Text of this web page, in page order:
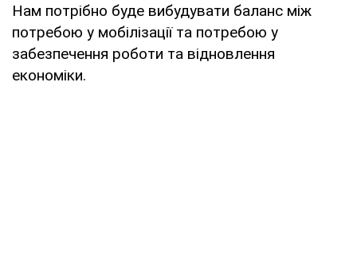
Нам потрібно буде вибудувати баланс між
потребою у мобілізації та потребою у
забезпечення роботи та відновлення
економіки.